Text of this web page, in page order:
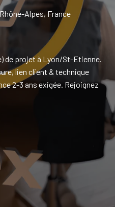
Alpes, France
de projet à Lyon/St-Etienne.
lien client & technique
2-3 ans exigée. Rejoignez